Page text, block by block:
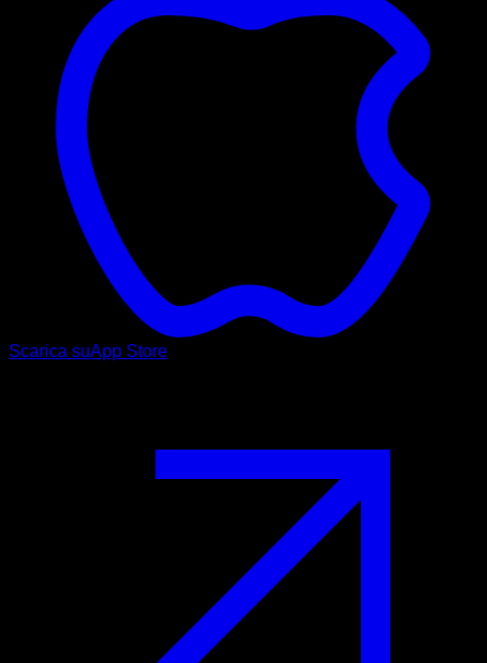
Scarica suApp Store